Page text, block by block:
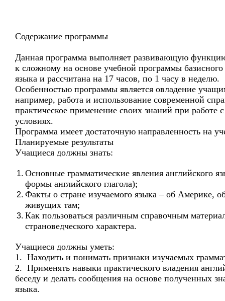
Содержание программы
Данная программа выполняет развивающую
к сложному на основе учебной программы базисного
языка и рассчитана на 17 часов, по 1 часу в неделю.
Особенностью программы является овладение
например, работа и использование современной
практическое применение своих знаний при
условиях.
Программа имеет достаточную направленность на
Планируемые результаты
Учащиеся должны знать:
Основные грамматические явления английского
формы английского глагола);
Факты о стране изучаемого языка – об Америке,
живущих там;
Как пользоваться различным справочным
страноведческого характера.
Учащиеся должны уметь:
1. Находить и понимать признаки изучаемых
2. Применять навыки практического владения
беседу и делать сообщения на основе полученных
языка.